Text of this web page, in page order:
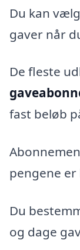
Du kan
gaver når
De fleste
fast beløb
pengene
Du
og dage